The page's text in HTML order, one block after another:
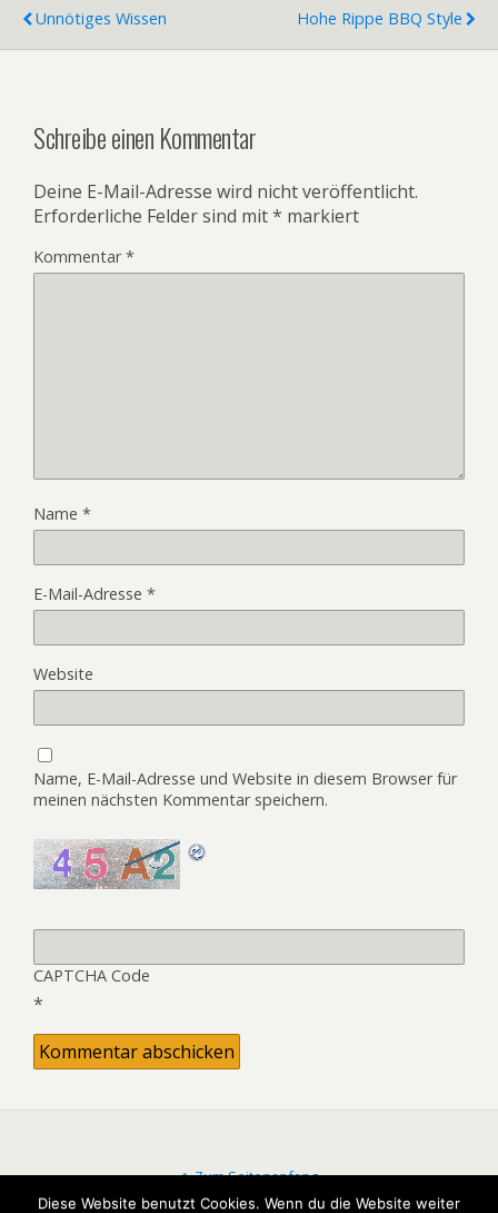
Unnötiges Wissen
Hohe Rippe BBQ Style
Schreibe einen Kommentar
Deine E-Mail-Adresse wird nicht veröffentlicht.
Erforderliche Felder sind mit* markiert
Kommentar*
Name *
E-Mail-Adresse *
Website
Name, E-Mail-Adresse und Website in diesem Browser für
meinen nächsten Kommentar speichern.
CAPTCHA Code
*
Zum Seitenanfang
Diese Website benutzt Cookies. Wenn du die Website weiter